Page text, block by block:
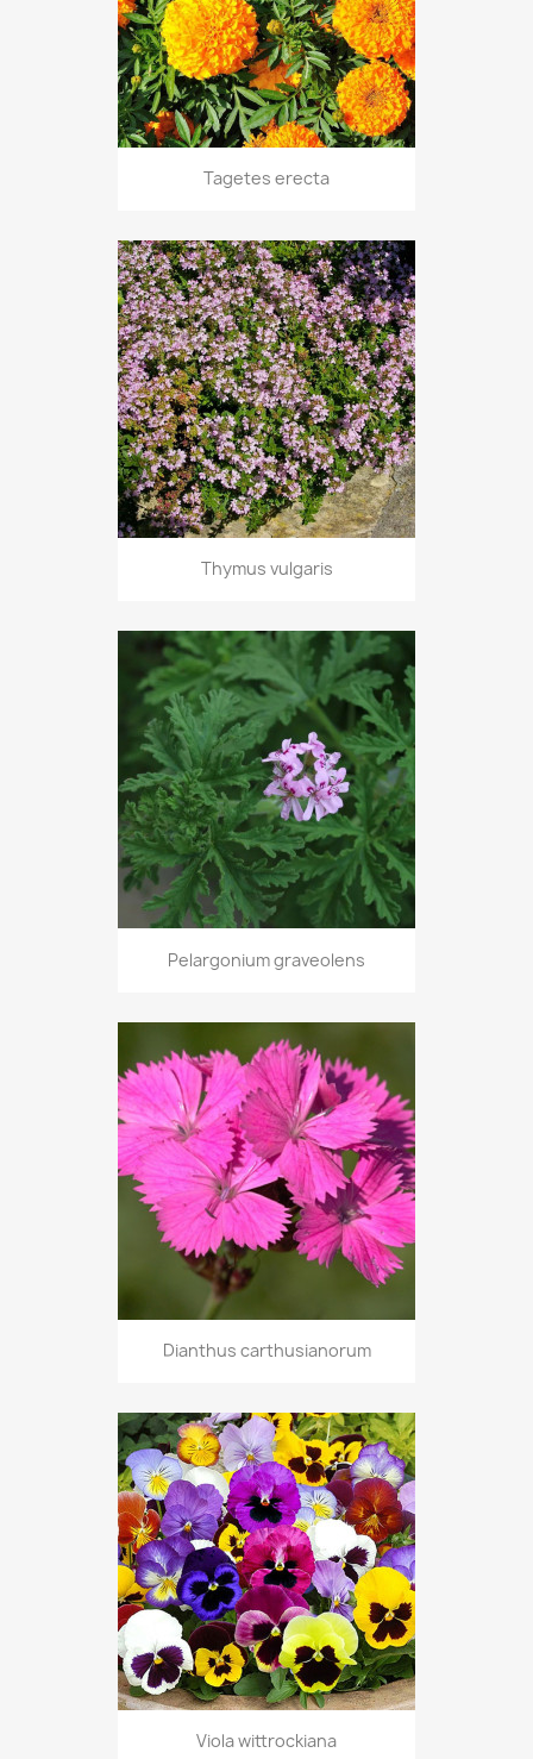
Tagetes erecta
Thymus vulgaris
Pelargonium graveolens
Dianthus carthusianorum
Viola wittrockiana